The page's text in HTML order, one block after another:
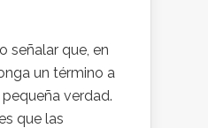
señalar que, en
un término a
verdad.
que las